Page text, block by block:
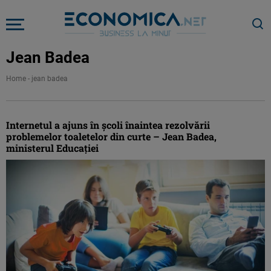
Jean Badea
Home - jean badea
Internetul a ajuns în școli înaintea rezolvării
problemelor toaletelor din curte – Jean Badea,
ministerul Educației